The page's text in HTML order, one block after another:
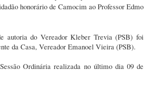
honorário de Camocim ao Professor Edmo
autoria do Vereador Kleber Trevia (PSB) foi
da Casa, Vereador Emanoel Vieira (PSB).
Ordinária realizada no último dia 09 de